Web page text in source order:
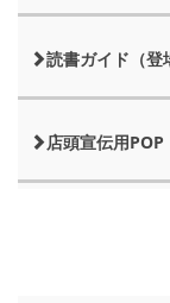
読書ガイド（登
店頭宣伝用POP